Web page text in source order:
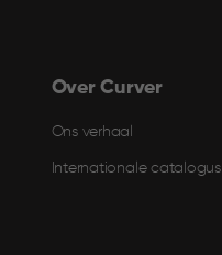
Over Curver
Ons verhaal
Internationale catalogus